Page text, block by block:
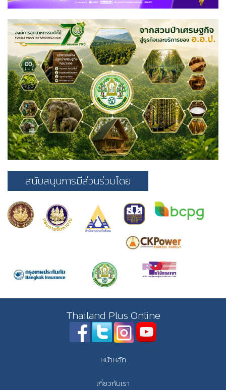
สนับสนุนการมีส่วนร่วมโดย
Thailand Plus Online
หน้าหลัก
เกี่ยวกับเรา